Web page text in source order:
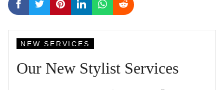
NEW SERVICES
Our New Stylist Services